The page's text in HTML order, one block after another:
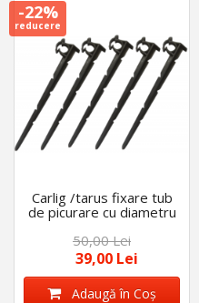
-22%
reducere
Carlig /tarus fixare tub
de picurare cu diametru
de 16 mm - 20 mm, set
50 bucati, lungime tija 26
cm
50,00 Lei
39,00 Lei
Adaugă în Coş